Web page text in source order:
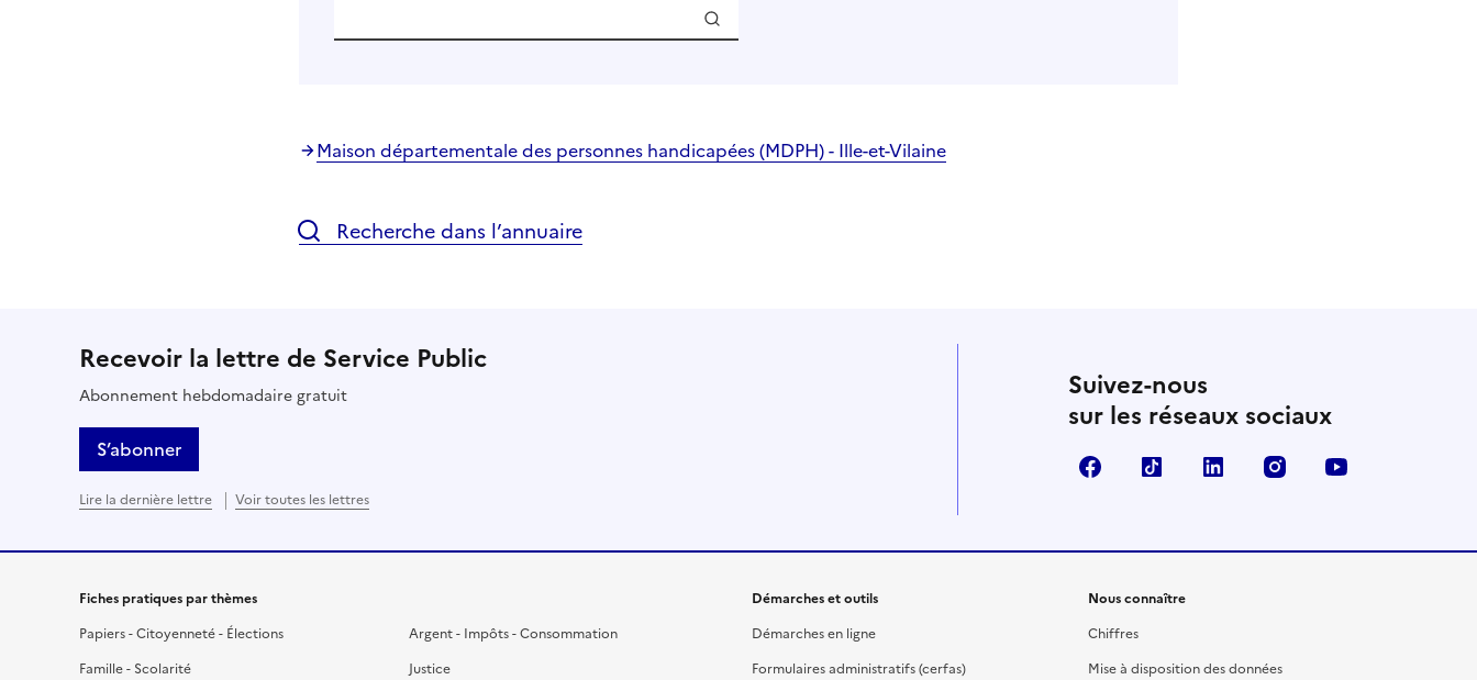
Maison départementale des personnes handicapées (MDPH) - Ille-et-Vilaine
Recherche dans l’annuaire
Recevoir la lettre de Service Public
Abonnement hebdomadaire gratuit
S’abonner
Lire la dernière lettre Voir toutes les lettres
Suivez-nous
sur les réseaux sociaux
FacebookTikTok LinkedIn Instagram
Fiches pratiques par thèmes
Papiers - Citoyenneté - Élections
Famille - Scolarité
Argent - Impôts - Consommation
Justice
Démarches et outils
Démarches en ligne
Formulaires administratifs (cerfas)
Nous connaître
Chiffres
Mise à disposition des données